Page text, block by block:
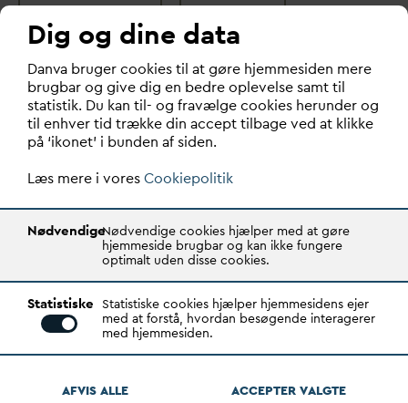
SPILDEVAND AFLØB
DIGITALISERING
AFLEDNING
DRÆNVAND
Læs også:
Dig og dine data
Danva bruger cookies til at gøre hjemmesiden mere
brugbar og give dig en bedre oplevelse samt til
statistik. Du kan til- og fravælge cookies herunder og
til enhver tid trække din accept tilbage ved at klikke
på ‘ikonet’ i bunden af siden.
Læs mere i voresCookiepolitik
NødvendigeNødvendige cookies hjælper med at gøre
hjemmeside brugbar og kan ikke fungere
optimalt uden disse cookies.
Statistiske Statistiske cookies hjælper hjemmesidens ejer
med at forstå, hvordan besøgende interagerer
med hjemmesiden.
AFVIS ALLE ACCEPTERVALGTE